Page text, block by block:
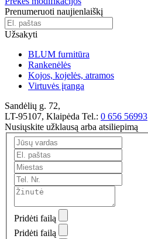
Prenumeruoti naujienlaiškį
Užsakyti
BLUM furnitūra
Rankenėlės
Kojos, kojelės, atramos
Virtuvės įranga
Sandėlių g. 72,
LT-95107, Klaipėda Tel.: 0 656 56993
Nusiųskite užklausą arba atsiliepimą
Pridėti failą
Pridėti failą